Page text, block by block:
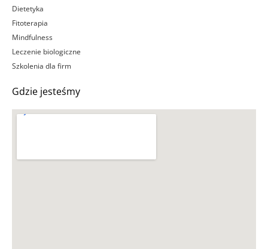
Dietetyka
Fitoterapia
Mindfulness
Leczenie biologiczne
Szkolenia dla firm
Gdzie jesteśmy